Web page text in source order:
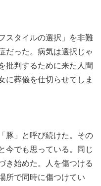
スタイルの選択」を非難
だった。病気は選択じゃ
批判するために来た人間
に葬儀を仕切らせてしま
豚」と呼び続けた。その
今でも思っている。同じ
き始めた。人を傷つける
所で同時に傷つけてい